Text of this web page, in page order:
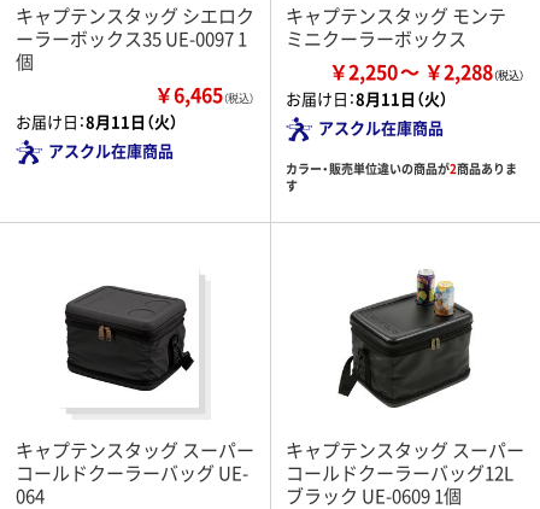
キャプテンスタッグ シエロク
ーラーボックス35 UE-0097 1
個
￥6,465（税込）
お届け日：8月11日（火）
アスクル在庫商品
キャプテンスタッグ モンテ
ミニクーラーボックス
￥2,250 ￥2,288
お届け日：8月11日（火）
アスクル在庫商品
カラー・販売単位違いの商品が2商品ありま
す
キャプテンスタッグ スーパー
コールドクーラーバッグ UE-
064
キャプテンスタッグ スーパー
コールドクーラーバッグ12L
ブラック UE-0609 1個